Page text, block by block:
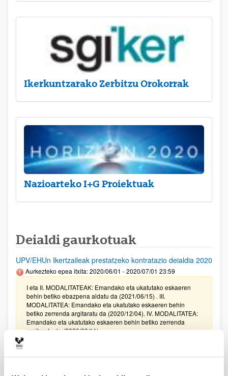
Ikerkuntzarako Zerbitzu Orokorrak
Nazioarteko I+G Proiektuak
Deialdi gaurkotuak
UPV/EHUn Ikertzaileak prestatzeko kontratazio deialdia 2020
Aurkezteko epea itxita: 2020/06/01 - 2020/07/01 23:59
I eta II. MODALITATEAK: Emandako eta ukatutako eskaeren
behin betiko ebazpena aldatu da (2021/06/15) . III.
MODALITATEA: Emandako eta ukatutako eskaeren behin
betiko zerrenda argitaratu da (2020/12/04). IV. MODALITATEA:
Emandako eta ukatutako eskaeren behin betiko zerrenda
argitaratu da (2020/09/11)
Gipuzkoako Zientzia, Teknologia eta Berrikuntza Sarea